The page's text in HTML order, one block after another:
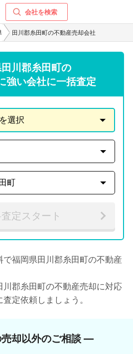
会社を検索
田川郡糸田町の不動産売却会社
川郡糸田町の
強い会社に一括査定
定スタート
福岡県田川郡糸田町の不動産
郡糸田町の不動産売却に対応
定依頼しましょう。
却以外のご相談 ―